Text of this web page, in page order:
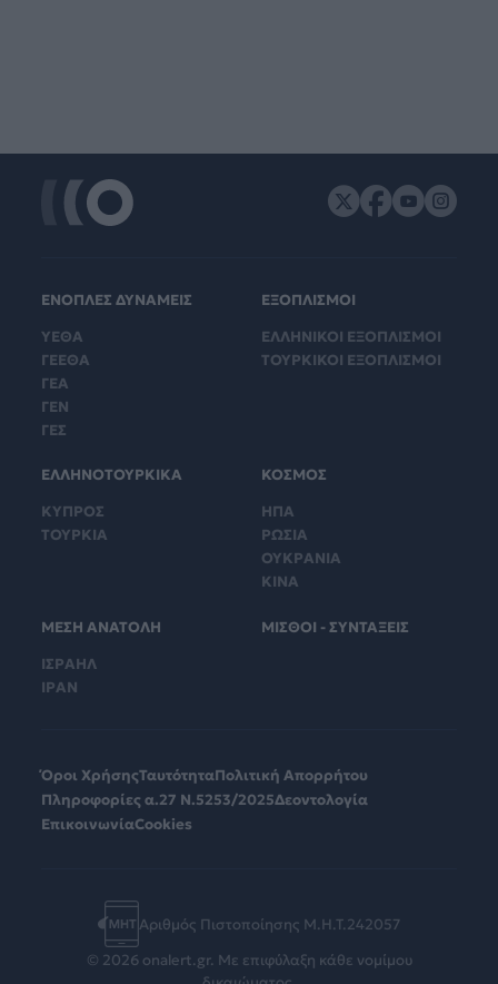
ΕΝΟΠΛΕΣ ΔΥΝΑΜΕΙΣ
ΥΕΘΑ
ΓΕΕΘΑ
ΓΕΑ
ΓΕΝ
ΓΕΣ
ΕΞΟΠΛΙΣΜΟΙ
ΕΛΛΗΝΙΚΟΙ ΕΞΟΠΛΙΣΜΟΙ
ΤΟΥΡΚΙΚΟΙ ΕΞΟΠΛΙΣΜΟΙ
ΕΛΛΗΝΟΤΟΥΡΚΙΚΑ
ΚΥΠΡΟΣ
ΤΟΥΡΚΙΑ
ΚΟΣΜΟΣ
ΗΠΑ
ΡΩΣΙΑ
ΟΥΚΡΑΝΙΑ
ΚΙΝΑ
ΜΕΣΗ ΑΝΑΤΟΛΗ
ΙΣΡΑΗΛ
ΙΡΑΝ
ΜΙΣΘΟΙ - ΣΥΝΤΑΞΕΙΣ
Όροι ΧρήσηςΤαυτότηταΠολιτική Απορρήτου
Πληροφορίες α.27 Ν.5253/2025Δεοντολογία
ΕπικοινωνίαCookies
Αριθμός Πιστοποίησης Μ.Η.Τ.242057
© 2026 onalert.gr. Με επιφύλαξη κάθε νομίμου